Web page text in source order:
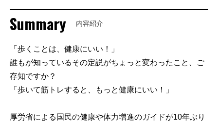
Summary 内容紹介
「歩くことは、健康にいい！」
誰もが知っているその定説がちょっと変わったこと、ご
存知ですか？
「歩いて筋トレすると、もっと健康にいい！」
厚労省による国民の健康や体力増進のガイドが10年ぶり